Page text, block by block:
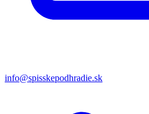
info@spisskepodhradie.sk